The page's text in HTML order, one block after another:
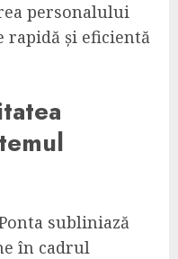
personalului
rapidă și eficientă
subliniază
în cadrul